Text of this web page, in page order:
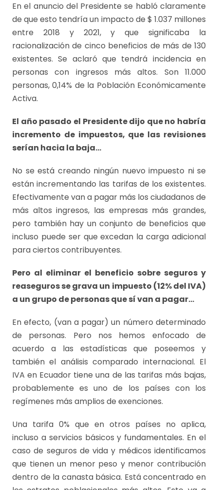
En el anuncio del Presidente se habló claramente
de que esto tendría un impacto de $ 1.037 millones
entre 2018 y 2021, y que significaba la
racionalización de cinco beneficios de más de 130
existentes. Se aclaró que tendrá incidencia en
personas con ingresos más altos. Son 11.000
personas, 0,14% de la Población Económicamente
Activa.
El año pasado el Presidente dijo que no habría
incremento de impuestos, que las revisiones
serían hacia la baja…
No se está creando ningún nuevo impuesto ni se
están incrementando las tarifas de los existentes.
Efectivamente van a pagar más los ciudadanos de
más altos ingresos, las empresas más grandes,
pero también hay un conjunto de beneficios que
incluso puede ser que excedan la carga adicional
para ciertos contribuyentes.
Pero al eliminar el beneficio sobre seguros y
reaseguros se grava un impuesto (12% del IVA)
a un grupo de personas que sí van a pagar…
En efecto, (van a pagar) un número determinado
de personas. Pero nos hemos enfocado de
acuerdo a las estadísticas que poseemos y
también el análisis comparado internacional. El
IVA en Ecuador tiene una de las tarifas más bajas,
probablemente es uno de los países con los
regímenes más amplios de exenciones.
Una tarifa 0% que en otros países no aplica,
incluso a servicios básicos y fundamentales. En el
caso de seguros de vida y médicos identificamos
que tienen un menor peso y menor contribución
dentro de la canasta básica. Está concentrado en